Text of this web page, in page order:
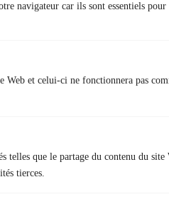
navigateur car ils sont essentiels
Web et celui-ci ne fonctionnera pas
que le partage du contenu du site
tierces.